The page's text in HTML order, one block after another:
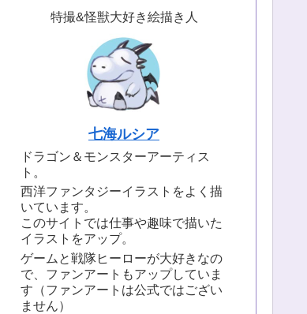
特撮&怪獣大好き絵描き人
七海ルシア
ドラゴン＆モンスターアーティス
ト。
西洋ファンタジーイラストをよく描
いています。
このサイトでは仕事や趣味で描いた
イラストをアップ。
ゲームと戦隊ヒーローが大好きなの
で、ファンアートもアップしていま
す（ファンアートは公式ではござい
ません）